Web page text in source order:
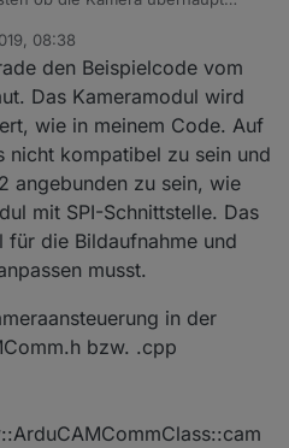
funktioniert, wenn der Code ja
da nicht irgendwo die Gpios
Code die Gpios einfügen
Debian wasserzaehler schon
das klappt bei mir auch nicht
da auf
err:
08:38
den Beispielcode vom
Das Kameramodul wird
wie in meinem Code. Auf
nicht kompatibel zu sein und
angebunden zu sein, wie
mit SPI-Schnittstelle. Das
für die Bildaufnahme und
musst.
in der
bzw. .cpp